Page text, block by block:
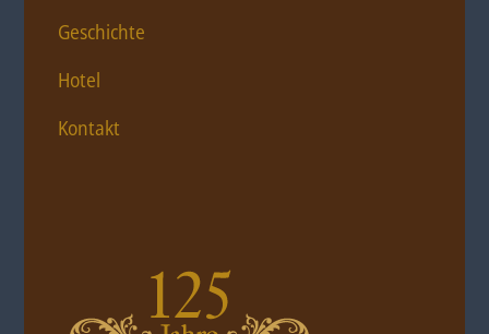
Geschichte
Hotel
Kontakt